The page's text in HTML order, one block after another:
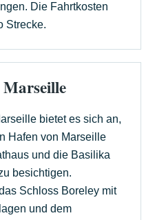
Die Fahrtkosten
Strecke.
bietet es sich an,
Hafen von Marseille
und die Basilika
besichtigen.
Schloss Boreley mit
und dem